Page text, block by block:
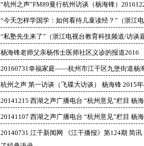
“杭州之声”FM89曼行杭州访谈（杨海锋）
“今天怎样学国学：如何看待儿童读经？”（浙江
“私塾先生来了”（浙江电视台教育科技频道/访谈
杨海锋老师父亲杨伟士医师社区义诊的报道2016
20160731幸福家庭——杭州市江干区九堡街道杨
杭州之声 第一访谈（飞碟大访谈） 杨海锋 2015
20141215 西湖之声广播电台 “杭州意见”栏目 杨
20141107 西湖之声广播电台 “杭州意见”栏目 杨
20140731 江干新闻网 《江干播报》第124期 简